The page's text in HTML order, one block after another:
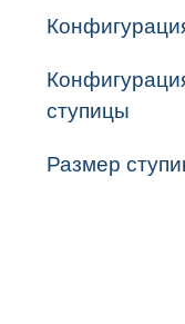
ступицы
Размер